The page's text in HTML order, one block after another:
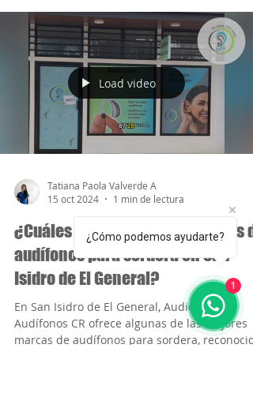
Load video
Tatiana Paola Valverde A
15 oct 2024
1 min de lectura
¿Cuáles son las mejores marcas
audífonos para sordera en San
Isidro de El General?
En San Isidro de El General, Audición y
Audífonos CR ofrece algunas de las mejores
marcas de audífonos para sordera,
¿Cómo podemos ayudarte?
1